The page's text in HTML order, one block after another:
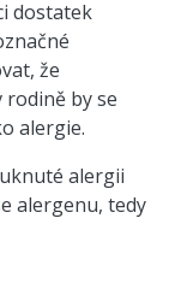
dostatek
že
by se
alergie.
alergii
alergenu, tedy